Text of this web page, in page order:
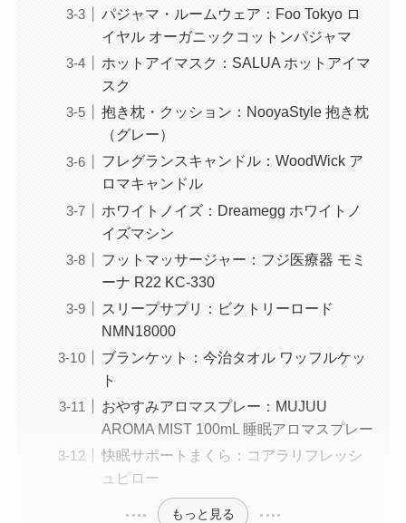
パジャマ・ルームウェア：Foo Tokyo ロ
イヤル オーガニックコットンパジャマ
ホットアイマスク：SALUA ホットアイマ
スク
抱き枕・クッション：NooyaStyle 抱き枕
（グレー）
フレグランスキャンドル：WoodWick ア
ロマキャンドル
ホワイトノイズ：Dreamegg ホワイトノ
イズマシン
フットマッサージャー：フジ医療器 モミ
ーナ R22 KC-330
スリープサプリ：ビクトリーロード
NMN18000
ブランケット：今治タオル ワッフルケッ
ト
おやすみアロマスプレー：MUJUU
AROMA MIST 100mL 睡眠アロマスプレー
快眠サポートまくら：コアラリフレッシ
ュピロー
もっと見る